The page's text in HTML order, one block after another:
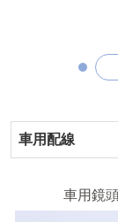
車用配線
車用鏡